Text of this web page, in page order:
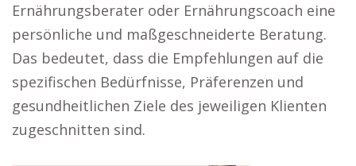
Ernährungsberater oder Ernährungscoach eine
persönliche und maßgeschneiderte Beratung.
Das bedeutet, dass die Empfehlungen auf die
spezifischen Bedürfnisse, Präferenzen und
gesundheitlichen Ziele des jeweiligen Klienten
zugeschnitten sind.